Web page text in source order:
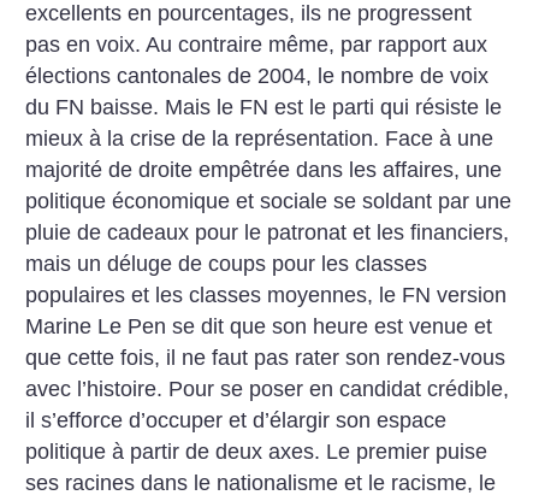
excellents en pourcentages, ils ne progressent
pas en voix. Au contraire même, par rapport aux
élections cantonales de 2004, le nombre de voix
du FN baisse. Mais le FN est le parti qui résiste le
mieux à la crise de la représentation. Face à une
majorité de droite empêtrée dans les affaires, une
politique économique et sociale se soldant par une
pluie de cadeaux pour le patronat et les financiers,
mais un déluge de coups pour les classes
populaires et les classes moyennes, le FN version
Marine Le Pen se dit que son heure est venue et
que cette fois, il ne faut pas rater son rendez-vous
avec l’histoire. Pour se poser en candidat crédible,
il s’efforce d’occuper et d’élargir son espace
politique à partir de deux axes. Le premier puise
ses racines dans le nationalisme et le racisme, le